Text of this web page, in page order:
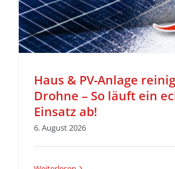
Haus & PV-Anlage
Drohne – So läuft ein
Einsatz ab!
6. August 2026